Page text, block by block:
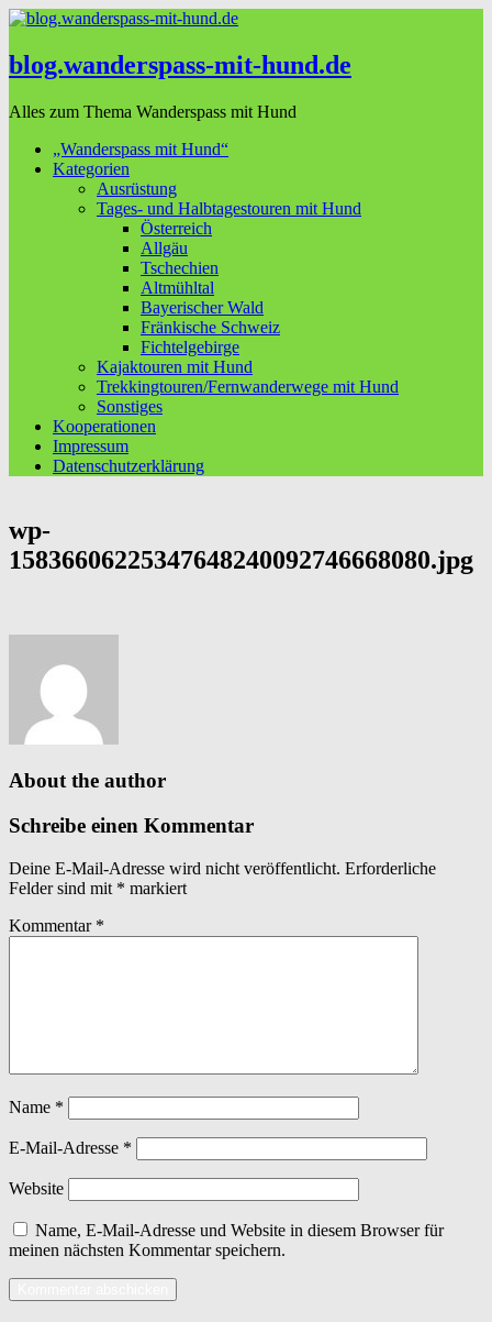
blog.wanderspass-mit-hund.de
Alles zum Thema Wanderspass mit Hund
„Wanderspass mit Hund“
Kategorien
Ausrüstung
Tages- und Halbtagestouren mit Hund
Österreich
Allgäu
Tschechien
Altmühltal
Bayerischer Wald
Fränkische Schweiz
Fichtelgebirge
Kajaktouren mit Hund
Trekkingtouren/Fernwanderwege mit Hund
Sonstiges
Kooperationen
Impressum
Datenschutzerklärung
wp-
15836606225347648240092746668080.jpg
About the author
Schreibe einen Kommentar
Deine E-Mail-Adresse wird nicht veröffentlicht. Erforderliche
Felder sind mit * markiert
Kommentar *
Name *
E-Mail-Adresse *
Website
Name, E-Mail-Adresse und Website in diesem Browser für
meinen nächsten Kommentar speichern.